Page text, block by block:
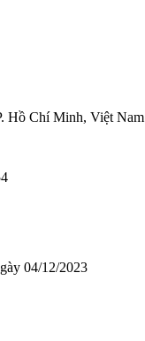
Hồ Chí Minh, Việt Nam
04/12/2023